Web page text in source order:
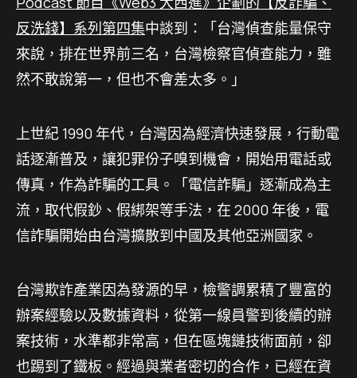
反洗錢】系列第四集中談到：「台灣偵查能量保守
來說，排在世界前三名，台灣檢察官偵查能力，雖
然不敢說第一，但也不會差太多。」
上世紀 1990 年代，台灣因為經濟快速發展，行動電
話逐漸普及，讓犯罪份子嗅到機會，開始用電話或
傳真，作為詐騙的工具。「電信詐騙」逐漸成為主
流，取代假鈔、假綁架等手法，在 2000 年後，電
信詐騙開始由台灣擴散到中國及其他亞洲國家。
台灣欺詐產業因為發源的早，檢警調累積了豐富的
辦案經驗以及數據資料，從第一線員警到後續的辦
案技術，水準都非常高，但在區塊鏈技術面前，卻
也踢到了鐵板。經過與業者密切的合作，已經在資